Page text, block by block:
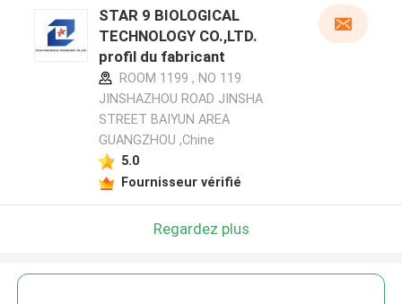
STAR 9 BIOLOGICAL
TECHNOLOGY CO.,LTD.
profil du fabricant
ROOM 1199 , NO 119
JINSHAZHOU ROAD JINSHA
STREET BAIYUN AREA
GUANGZHOU ,Chine
5.0
Fournisseur vérifié
Regardez plus